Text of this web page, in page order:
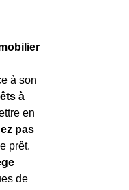
à son
à
en
pas
prêt.
de